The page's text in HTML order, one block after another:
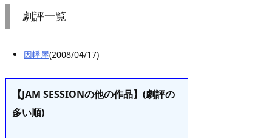
劇評一覧
因幡屋(2008/04/17)
【JAM SESSIONの他の作品】(劇評の
多い順)